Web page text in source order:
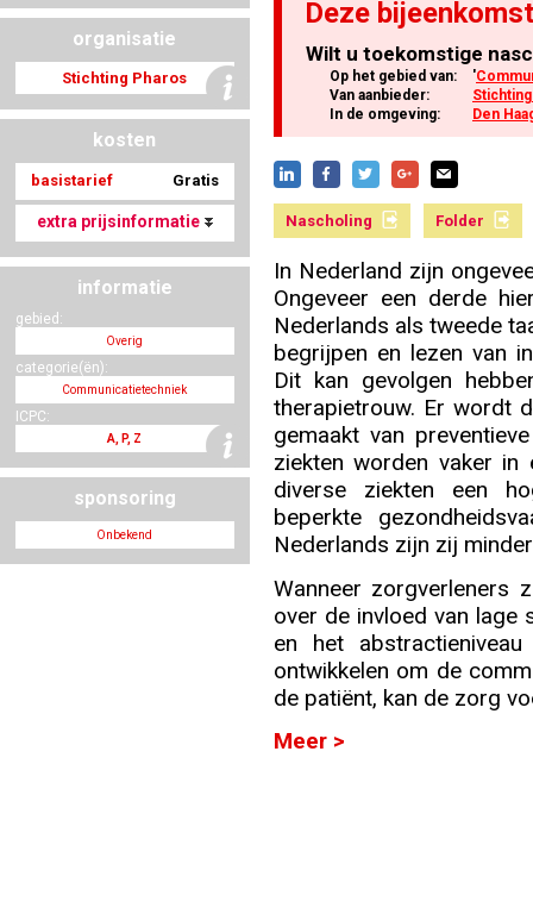
Nascholingen op aanvraag (in-company)
Nascholing aanmelden
Registreren
organisatie
Stichting Pharos
kosten
basistarief Gratis
extra prijsinformatie
informatie
gebied:
Overig
categorie(ën):
Communicatietechniek
ICPC:
A, P, Z
sponsoring
Onbekend
Deze
Wilt u toekomstige
Op het gebied van: '
Van aanbieder:
In de omgeving:
Den
Nascholing Folder
In Nederland zijn
Ongeveer een derde
Nederlands als tweede
begrijpen en lezen van
Dit kan gevolgen
therapietrouw. Er wordt
gemaakt van
ziekten worden vaker
diverse ziekten een
beperkte
Nederlands zijn zij
Wanneer zorgverleners
over de invloed van lage
en het
ontwikkelen om de
de patiënt, kan de zorg
Meer >